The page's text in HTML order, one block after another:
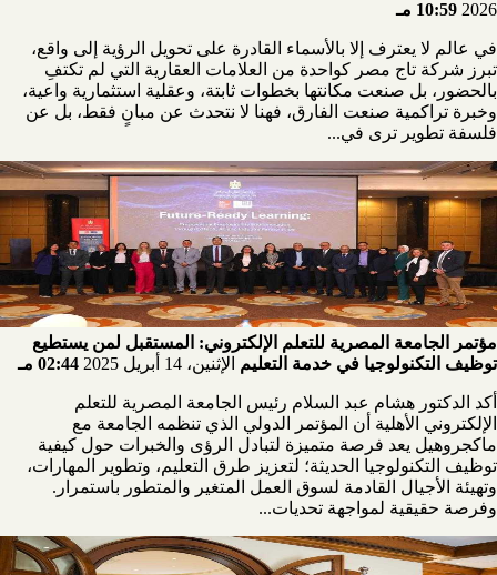
2026 10:59 مـ
في عالم لا يعترف إلا بالأسماء القادرة على تحويل الرؤية إلى واقع،
تبرز شركة تاج مصر كواحدة من العلامات العقارية التي لم تكتفِ
بالحضور، بل صنعت مكانتها بخطوات ثابتة، وعقلية استثمارية واعية،
وخبرة تراكمية صنعت الفارق، فهنا لا نتحدث عن مبانٍ فقط، بل عن
فلسفة تطوير ترى في...
مؤتمر الجامعة المصرية للتعلم الإلكتروني: المستقبل لمن يستطيع
توظيف التكنولوجيا في خدمة التعليم الإثنين، 14 أبريل 2025 02:44 مـ
أكد الدكتور هشام عبد السلام رئيس الجامعة المصرية للتعلم
الإلكتروني الأهلية أن المؤتمر الدولي الذي تنظمه الجامعة مع
ماكجروهيل يعد فرصة متميزة لتبادل الرؤى والخبرات حول كيفية
توظيف التكنولوجيا الحديثة؛ لتعزيز طرق التعليم، وتطوير المهارات،
وتهيئة الأجيال القادمة لسوق العمل المتغير والمتطور باستمرار.
وفرصة حقيقية لمواجهة تحديات...